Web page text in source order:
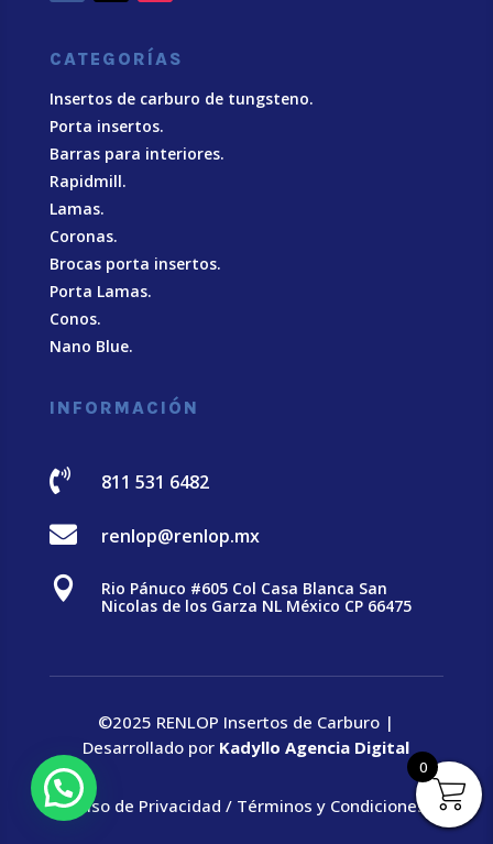
CATEGORÍAS
Insertos de carburo de tungsteno.
Porta insertos.
Barras para interiores.
Rapidmill.
Lamas.
Coronas.
Brocas porta insertos.
Porta Lamas.
Conos.
Nano Blue.
INFORMACIÓN
 811 531 6482
 renlop@renlop.mx

Rio Pánuco #605 Col Casa Blanca San
Nicolas de los Garza NL México CP 66475
©2025 RENLOP Insertos de Carburo |
Desarrollado por Kadyllo Agencia Digital
Aviso de Privacidad / Términos y Condiciones
0